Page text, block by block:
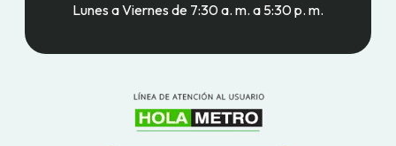
Lunes a Viernes de 7:30 a. m. a 5:30 p. m.